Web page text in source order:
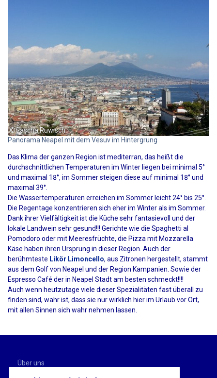
©Sascha Ruwisch
Panorama Neapel mit dem Vesuv im Hintergrung
Das Klima der ganzen Region ist mediterran, das heißt die
durchschnittlichen Temperaturen im Winter liegen bei minimal 5°
und maximal 18°, im Sommer steigen diese auf minimal 18° und
maximal 39°.
Die Wassertemperaturen erreichen im Sommer leicht 24° bis 25°.
Die Regentage konzentrieren sich eher im Winter als im Sommer.
Dank ihrer Vielfältigkeit ist die Küche sehr fantasievoll und der
lokale Landwein sehr gesund!!! Gerichte wie die Spaghetti al
Pomodoro oder mit Meeresfrüchte, die Pizza mit Mozzarella
Käse haben ihren Ursprung in dieser Region. Auch der
berühmteste Likör Limoncello, aus Zitronen hergestellt, stammt
aus dem Golf von Neapel und der Region Kampanien. Sowie der
Espresso Café der in Neapel Stadt am besten schmeckt!!!!
Auch wenn heutzutage viele dieser Spezialitäten fast überall zu
finden sind, wahr ist, dass sie nur wirklich hier im Urlaub vor Ort,
mit allen Sinnen sich wahr nehmen lassen.
Über uns